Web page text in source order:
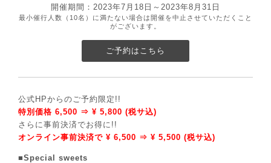
開催期間：2023年7月18日～2023年8月31日
最小催行人数（10名）に満たない場合は開催を中止させていただくこと
がございます。
ご予約はこちら
公式HPからのご予約限定!!
特別価格 6,500 ⇒ ¥ 5,800 (税サ込)
さらに事前決済でお得に!!
オンライン事前決済で ¥ 6,500 ⇒ ¥ 5,500 (税サ込)
■Special sweets